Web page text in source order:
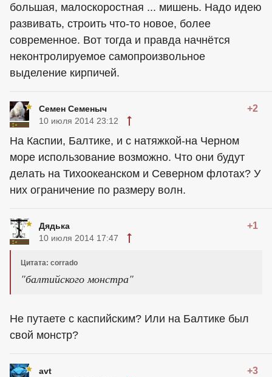
большая, малоскоростная ... мишень. Надо идею
развивать, строить что-то новое, более
современное. Вот тогда и правда начнётся
неконтролируемое самопроизвольное
выделение кирпичей.
Семен Семеныч +2
10 июля 2014 23:12
На Каспии, Балтике, и с натяжкой-на Черном
море использование возможно. Что они будут
делать на Тихоокеанском и Северном флотах? У
них ограничение по размеру волн.
Дядька +1
10 июля 2014 17:47
Цитата: corrado
"балтийского монстра"
Не путаете с каспийским? Или на Балтике был
свой монстр?
avt +3